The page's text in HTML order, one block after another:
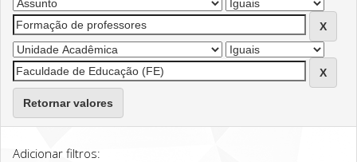
Retornar valores
Adicionar filtros: